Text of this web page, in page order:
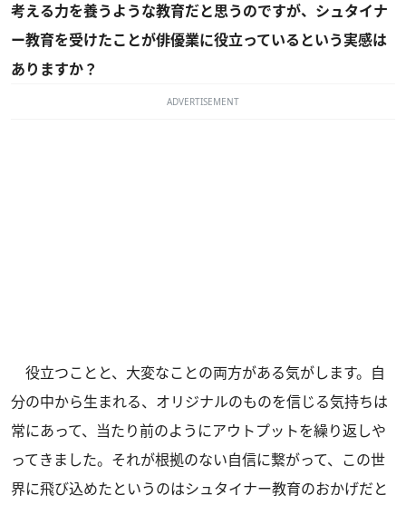
考える力を養うような教育だと思うのですが、シュタイナ
ー教育を受けたことが俳優業に役立っているという実感は
ありますか？
ADVERTISEMENT
役立つことと、大変なことの両方がある気がします。自
分の中から生まれる、オリジナルのものを信じる気持ちは
常にあって、当たり前のようにアウトプットを繰り返しや
ってきました。それが根拠のない自信に繋がって、この世
界に飛び込めたというのはシュタイナー教育のおかげだと